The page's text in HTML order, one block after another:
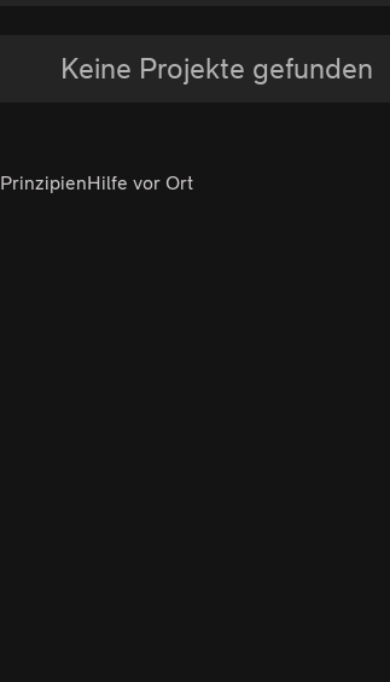
Keine Projekte gefunden
PrinzipienHilfe vor Ort